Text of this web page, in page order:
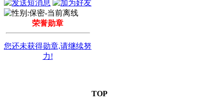
荣誉勋章
您还未获得勋章,请继续努
力!
TOP